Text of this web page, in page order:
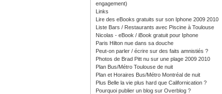
engagement)
Links
Lire des eBooks gratuits sur son Iphone 2009 2010
Liste Bars / Restaurants avec Piscine à Toulouse
Nicolas - eBook / iBook gratuit pour Iphone
Paris Hilton nue dans sa douche
Peut-on parler / écrire sur des faits amnistiés ?
Photos de Brad Pitt nu sur une plage 2009 2010
Plan Bus/Métro Toulouse de nuit
Plan et Horaires Bus/Métro Montréal de nuit
Plus Belle la vie plus hard que Californication ?
Pourquoi publier un blog sur Overblog ?